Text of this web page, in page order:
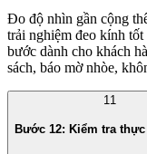
Đo độ nhìn gần cộng
trải nghiệm đeo kính
bước dành cho khách
sách, báo mờ nhòe,
11
Bước 12: Kiểm tra